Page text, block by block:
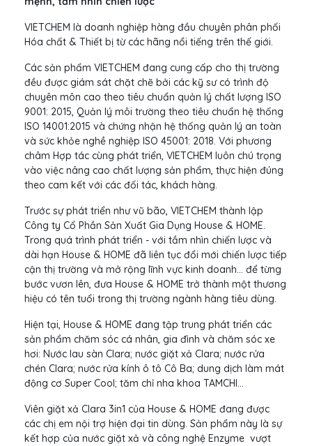
VIETCHEM là doanh nghiệp hàng đầu chuyên phân phối
Hóa chất & Thiết bị từ các hãng nổi tiếng trên thế giới.
Các sản phẩm VIETCHEM đang cung cấp cho thị trường
đều được giám sát chặt chẽ bởi các kỹ sư có trình độ
chuyên môn cao theo tiêu chuẩn quản lý chất lượng ISO
9001: 2015, Quản lý môi trường theo tiêu chuẩn hệ thống
ISO 14001:2015 và chứng nhận hệ thống quản lý an toàn
và sức khỏe nghề nghiệp ISO 45001: 2018. Với phương
châm Hợp tác cùng phát triển, VIETCHEM luôn chú trọng
vào việc nâng cao chất lượng sản phẩm, thực hiện đúng
theo cam kết với các đối tác, khách hàng.
Trước sự phát triển như vũ bão, VIETCHEM thành lập
Công ty Cổ Phần Sản Xuất Gia Dụng House & HOME.
Trong quá trình phát triển - với tầm nhìn chiến lược và
dài hạn House & HOME đã liên tục đổi mới chiến lược tiếp
cận thị trường và mở rộng lĩnh vực kinh doanh... để từng
bước vươn lên, đưa House & HOME trở thành một thương
hiệu có tên tuổi trong thị trường ngành hàng tiêu dùng.
Hiện tại, House & HOME đang tập trung phát triển các
sản phẩm chăm sóc cá nhân, gia đình và chăm sóc xe
hơi: Nước lau sàn Clara; nước giặt xả Clara; nước rửa
chén Clara; nước rửa kính ô tô Cô Ba; dung dịch làm mát
động cơ Super Cool; tăm chỉ nha khoa TAMCHI…
Viên giặt xả Clara 3in1 của House & HOME đang được
các chị em nội trợ hiện đại tin dùng. Sản phẩm này là sự
kết hợp của nước giặt xả và công nghệ Enzyme vượt